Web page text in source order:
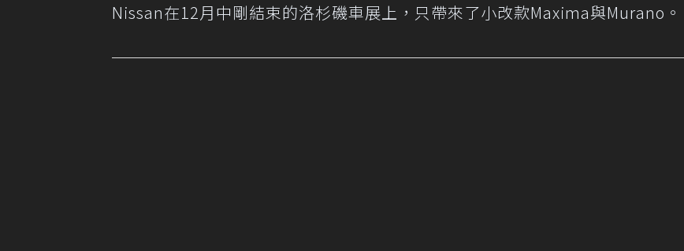
Nissan在12月中剛結束的洛杉磯車展上，只帶來了小改款Maxima與Murano。